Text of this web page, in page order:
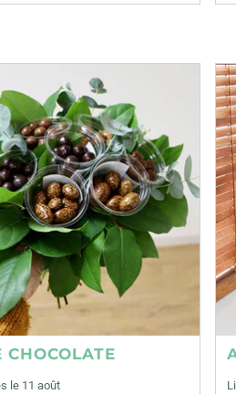
CHOCOLATE
le 11 août